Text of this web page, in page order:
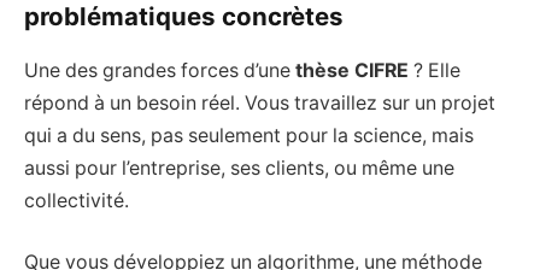
problématiques concrètes
Une des grandes forces d’une thèse CIFRE ? Elle
répond à un besoin réel. Vous travaillez sur un projet
qui a du sens, pas seulement pour la science, mais
aussi pour l’entreprise, ses clients, ou même une
collectivité.
Que vous développiez un algorithme, une méthode